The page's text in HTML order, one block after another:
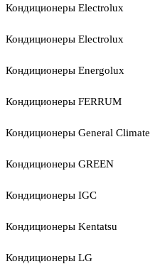
Кондиционеры Electrolux
Кондиционеры Electrolux
Кондиционеры Energolux
Кондиционеры FERRUM
Кондиционеры General Climate
Кондиционеры GREEN
Кондиционеры IGC
Кондиционеры Kentatsu
Кондиционеры LG